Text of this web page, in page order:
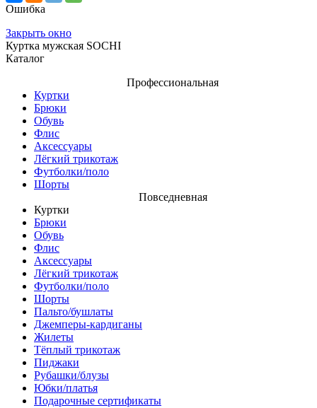
Ошибка
Закрыть окно
Куртка мужская SOCHI
Каталог
Профессиональная
Куртки
Брюки
Обувь
Флис
Аксессуары
Лёгкий трикотаж
Футболки/поло
Шорты
Повседневная
Куртки
Брюки
Обувь
Флис
Аксессуары
Лёгкий трикотаж
Футболки/поло
Шорты
Пальто/бушлаты
Джемперы-кардиганы
Жилеты
Тёплый трикотаж
Пиджаки
Рубашки/блузы
Юбки/платья
Подарочные сертификаты